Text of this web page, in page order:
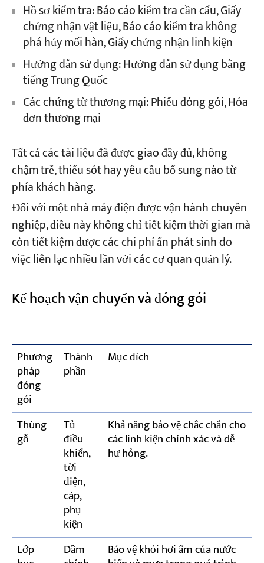
Hồ sơ kiểm tra: Báo cáo kiểm tra cần cẩu, Giấy
chứng nhận vật liệu, Báo cáo kiểm tra không
phá hủy mối hàn, Giấy chứng nhận linh kiện
Hướng dẫn sử dụng: Hướng dẫn sử dụng bằng
tiếng Trung Quốc
Các chứng từ thương mại: Phiếu đóng gói, Hóa
đơn thương mại
Tất cả các tài liệu đã được giao đầy đủ, không
chậm trễ, thiếu sót hay yêu cầu bổ sung nào từ
phía khách hàng.
Đối với một nhà máy điện được vận hành chuyên
nghiệp, điều này không chỉ tiết kiệm thời gian mà
còn tiết kiệm được các chi phí ẩn phát sinh do
việc liên lạc nhiều lần với các cơ quan quản lý.
Kế hoạch vận chuyển và đóng gói
Phương
pháp
đóng
gói
Thành
phần
Mục đích
Thùng
gỗ
Tủ
điều
khiển,
tời
điện,
cáp,
phụ
kiện
Khả năng bảo vệ chắc chắn cho
các linh kiện chính xác và dễ
hư hỏng.
Lớp Dầm Bảo vệ khỏi hơi ẩm của nước